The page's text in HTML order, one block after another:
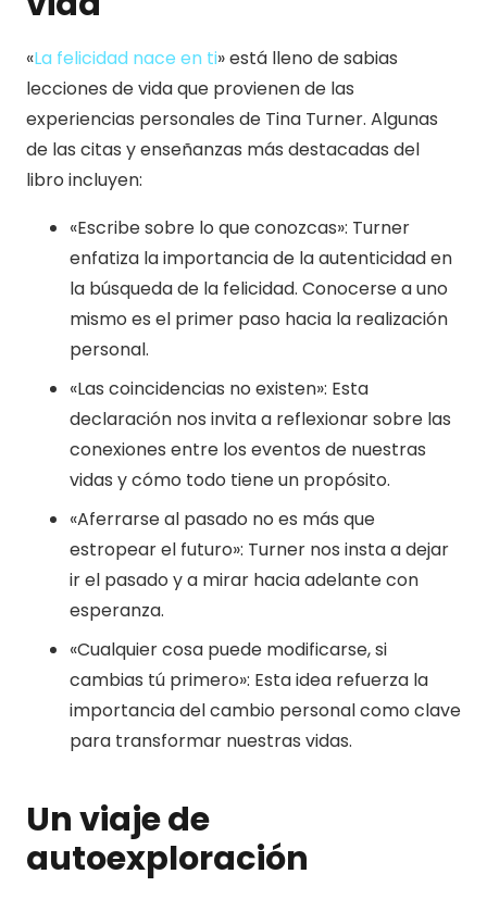
«La felicidad nace en ti» está lleno de sabias
lecciones de vida que provienen de las
experiencias personales de Tina Turner. Algunas
de las citas y enseñanzas más destacadas del
libro incluyen:
«Escribe sobre lo que conozcas»: Turner
enfatiza la importancia de la autenticidad en
la búsqueda de la felicidad. Conocerse a uno
mismo es el primer paso hacia la realización
personal.
«Las coincidencias no existen»: Esta
declaración nos invita a reflexionar sobre las
conexiones entre los eventos de nuestras
vidas y cómo todo tiene un propósito.
«Aferrarse al pasado no es más que
estropear el futuro»: Turner nos insta a dejar
ir el pasado y a mirar hacia adelante con
esperanza.
«Cualquier cosa puede modificarse, si
cambias tú primero»: Esta idea refuerza la
importancia del cambio personal como clave
para transformar nuestras vidas.
Un viaje de
autoexploración